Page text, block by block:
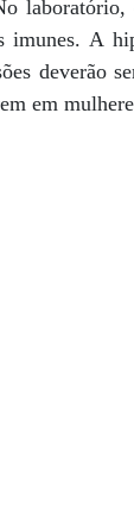
A
deverão
em